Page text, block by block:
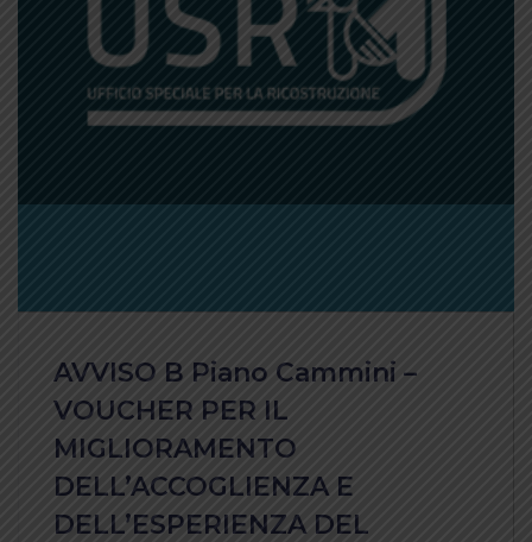
AVVISO B Piano Cammini –
VOUCHER PER IL
MIGLIORAMENTO
DELL’ACCOGLIENZA E
DELL’ESPERIENZA DEL